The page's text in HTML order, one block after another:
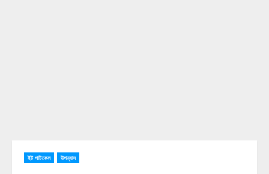
ইট পাটকেল উপন্যাস